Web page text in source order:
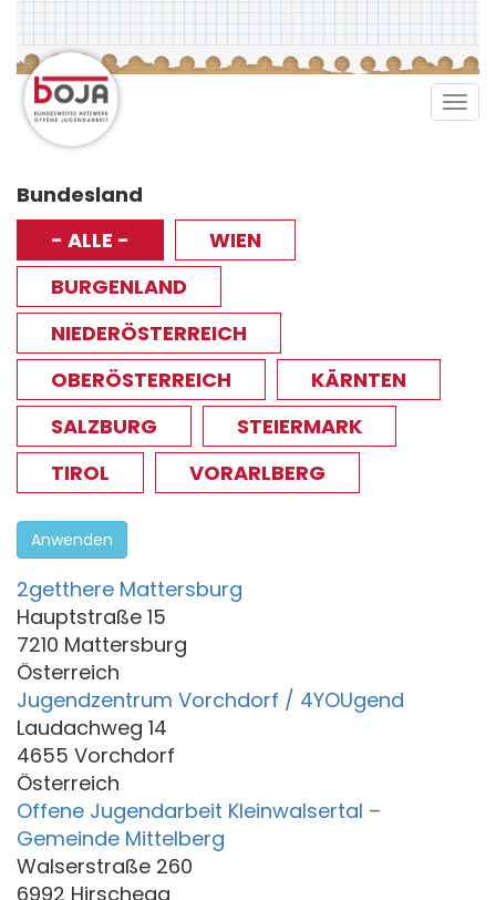
Direkt
zum
Inhalt
Bundesland
- ALLE -
WIEN
BURGENLAND
NIEDERÖSTERREICH
OBERÖSTERREICH
KÄRNTEN
SALZBURG
STEIERMARK
TIROL
VORARLBERG
Anwenden
2getthere Mattersburg
Hauptstraße 15
7210 Mattersburg
Österreich
Jugendzentrum Vorchdorf / 4YOUgend
Laudachweg 14
4655 Vorchdorf
Österreich
Offene Jugendarbeit Kleinwalsertal –
Gemeinde Mittelberg
Walserstraße 260
6992 Hirschegg